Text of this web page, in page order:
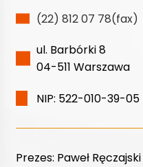
(22) 812 07 78(fax)
ul. Barbórki 8
04-511 Warszawa
NIP: 522-010-39-05
Prezes: Paweł Ręczajski